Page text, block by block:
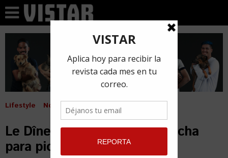
Lifestyle Noticias
Le Dîner en Blanc ya tiene fecha
para picnic en La Habana